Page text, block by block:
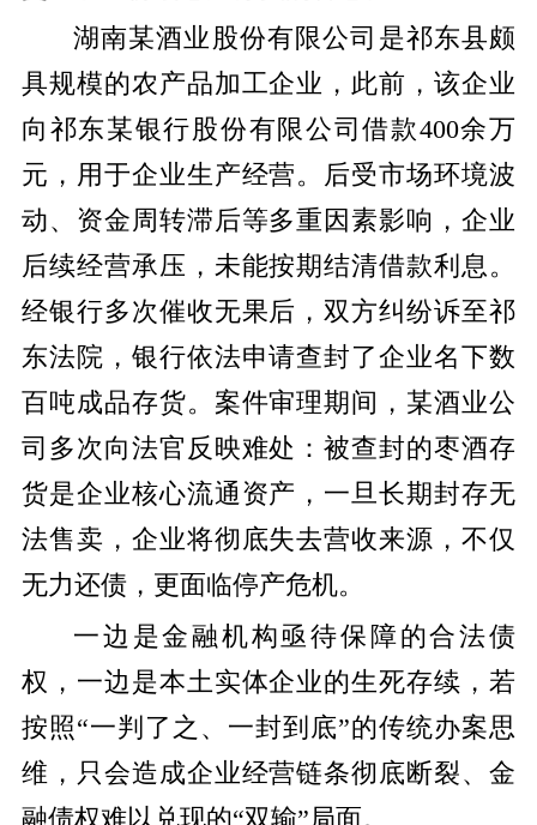
湖南某酒业股份有限公司是祁东县颇
具规模的农产品加工企业，此前，该企业
向祁东某银行股份有限公司借款400余万
元，用于企业生产经营。后受市场环境波
动、资金周转滞后等多重因素影响，企业
后续经营承压，未能按期结清借款利息。
经银行多次催收无果后，双方纠纷诉至祁
东法院，银行依法申请查封了企业名下数
百吨成品存货。案件审理期间，某酒业公
司多次向法官反映难处：被查封的枣酒存
货是企业核心流通资产，一旦长期封存无
法售卖，企业将彻底失去营收来源，不仅
无力还债，更面临停产危机。
一边是金融机构亟待保障的合法债
权，一边是本土实体企业的生死存续，若
按照“一判了之、一封到底”的传统办案思
维，只会造成企业经营链条彻底断裂、金
融债权难以兑现的“双输”局面。